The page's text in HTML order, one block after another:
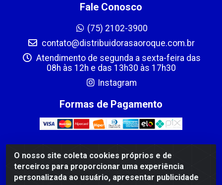
O nosso site coleta cookies próprios e de
terceiros para proporcionar uma experiência
personalizada ao usuário, apresentar publicidade
Fale Conosco
(75) 2102-3900
contato@distribuidorasaoroque.com.br
Atendimento de segunda a sexta-feira das
08h às 12h e das 13h30 às 17h30
Instagram
Formas de Pagamento
DIST DE PROD ALIM SÃO ROQUE LTDA - AVENIDA
PROBAHIA, 501 - TOMBA - CIS, FEIRA DE SANTANA /BA
- CEP: 44.092-400 - CNPJ 03.705.630/0003-11